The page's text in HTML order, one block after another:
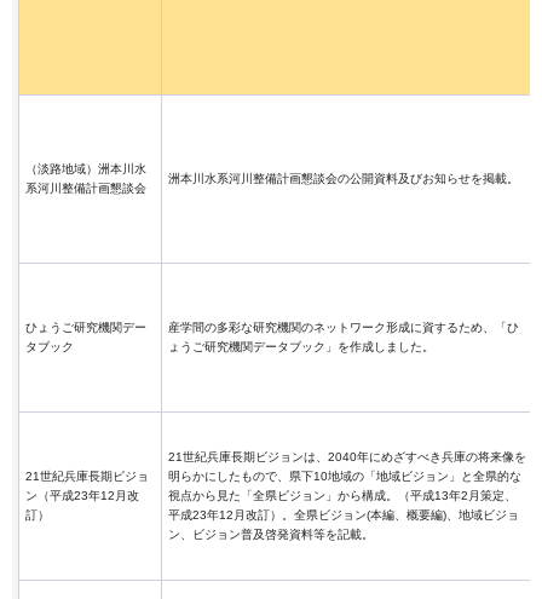
（淡路地域）洲本川水
系河川整備計画懇談会
洲本川水系河川整備計画懇談会の公開資料及びお知らせを掲載。
ひょうご研究機関デー
タブック
産学間の多彩な研究機関のネットワーク形成に資するため、「ひ
ょうご研究機関データブック」を作成しました。
21世紀兵庫長期ビジョ
ン（平成23年12月改
訂）
21世紀兵庫長期ビジョンは、2040年にめざすべき兵庫の将来像を
明らかにしたもので、県下10地域の「地域ビジョン」と全県的な
視点から見た「全県ビジョン」から構成。（平成13年2月策定、
平成23年12月改訂）。全県ビジョン(本編、概要編)、地域ビジョ
ン、ビジョン普及啓発資料等を記載。